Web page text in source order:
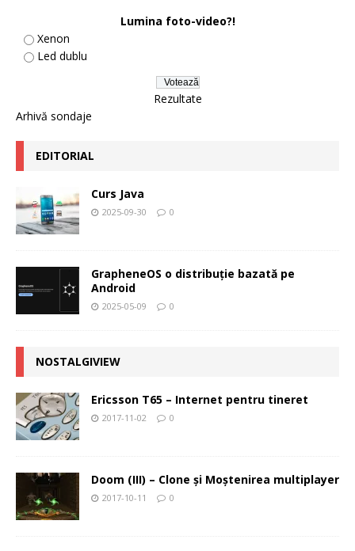
Lumina foto-video?!
Xenon
Led dublu
Rezultate
Arhivă sondaje
EDITORIAL
Curs Java
2025-09-30 0
GrapheneOS o distribuție bazată pe
Android
2025-05-09 0
NOSTALGIVIEW
Ericsson T65 – Internet pentru tineret
2017-11-02 0
Doom (III) – Clone şi Moştenirea multiplayer
2017-10-11 0